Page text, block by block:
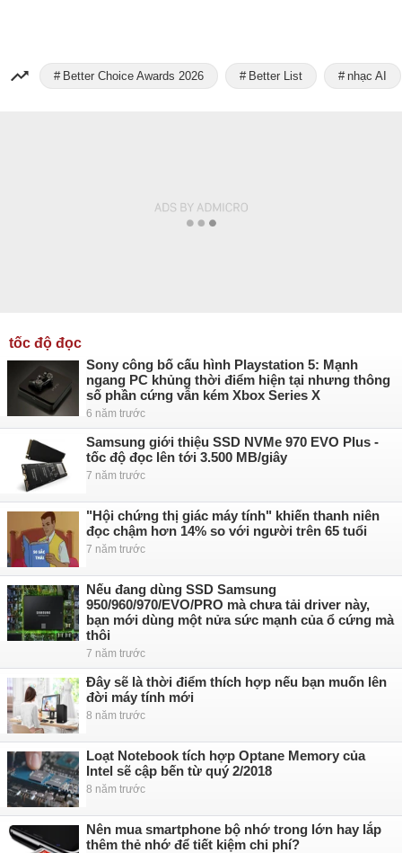
Better Choice Awards 2026 Better List nhạc AI
tốc độ đọc
Sony công bố cấu hình Playstation 5: Mạnh
ngang PC khủng thời điểm hiện tại nhưng thông
số phần cứng vẫn kém Xbox Series X
6 năm trước
Samsung giới thiệu SSD NVMe 970 EVO Plus -
tốc độ đọc lên tới 3.500 MB/giây
7 năm trước
"Hội chứng thị giác máy tính" khiến thanh niên
đọc chậm hơn 14% so với người trên 65 tuổi
7 năm trước
Nếu đang dùng SSD Samsung
950/960/970/EVO/PRO mà chưa tải driver này,
bạn mới dùng một nửa sức mạnh của ổ cứng mà
thôi
7 năm trước
Đây sẽ là thời điểm thích hợp nếu bạn muốn lên
đời máy tính mới
8 năm trước
Loạt Notebook tích hợp Optane Memory của
Intel sẽ cập bến từ quý 2/2018
8 năm trước
Nên mua smartphone bộ nhớ trong lớn hay lắp
thêm thẻ nhớ để tiết kiệm chi phí?